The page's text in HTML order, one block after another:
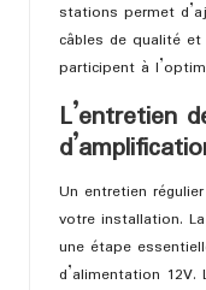
stations permet
câbles de qualité
participent à
L’entretien
Un entretien
votre installation.
une étape
d’alimentation 12V.